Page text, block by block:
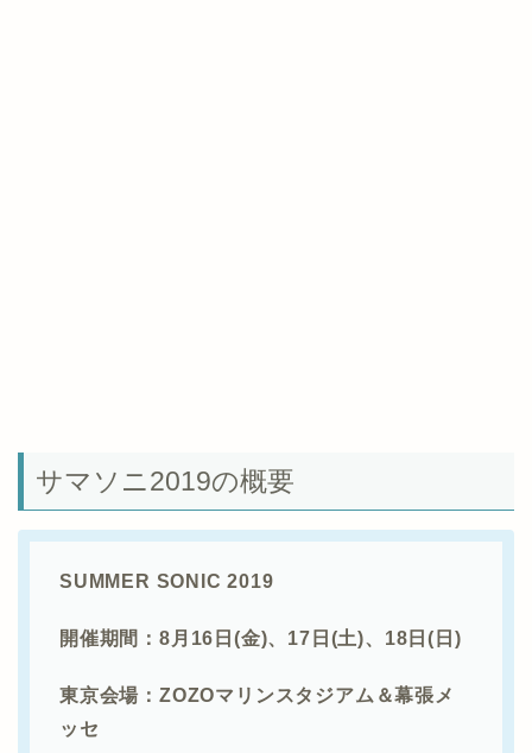
サマソニ2019の概要
SUMMER SONIC 2019
開催期間：8月16日(金)、17日(土)、18日(日)
東京会場：ZOZOマリンスタジアム＆幕張メ
ッセ